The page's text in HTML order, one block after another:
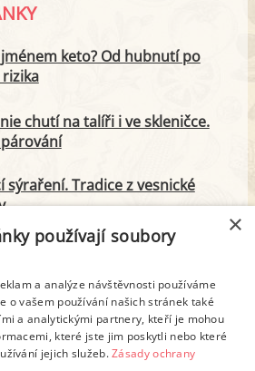
keto? Od hubnutí po
chutí na talíři i ve skleničce.
sýraření. Tradice z vesnické
jako královna teplé kuchyně
svačinky za zlomek ceny.
si je doma
×
používají soubory
a analýze návštěvnosti používáme
o vašem používání našich stránek také
a analytickými partnery, kteří je mohou
které jste jim poskytli nebo které
jejich služeb.Zásady ochrany